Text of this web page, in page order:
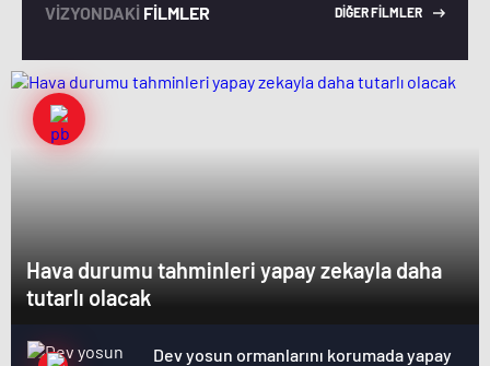
VİZYONDAKİ FİLMLER DİĞER FİLMLER
Hava durumu tahminleri yapay zekayla daha
tutarlı olacak
Dev yosun ormanlarını korumada yapay